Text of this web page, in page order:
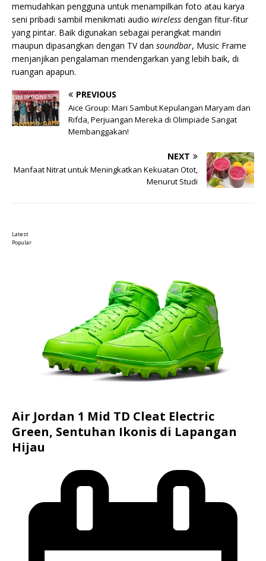
memudahkan pengguna untuk menampilkan foto atau karya
seni pribadi sambil menikmati audio wireless dengan fitur-fitur
yang pintar. Baik digunakan sebagai perangkat mandiri
maupun dipasangkan dengan TV dan soundbar, Music Frame
menjanjikan pengalaman mendengarkan yang lebih baik, di
ruangan apapun.
PREVIOUS
Aice Group: Mari Sambut Kepulangan Maryam dan
Rifda, Perjuangan Mereka di Olimpiade Sangat
Membanggakan!
NEXT
Manfaat Nitrat untuk Meningkatkan Kekuatan Otot,
Menurut Studi
Latest
Popular
Air Jordan 1 Mid TD Cleat Electric
Green, Sentuhan Ikonis di Lapangan
Hijau